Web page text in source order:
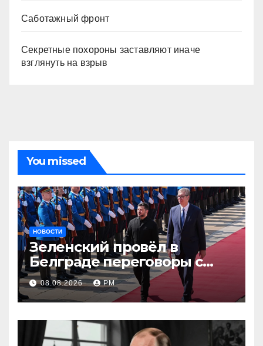
Саботажный фронт
Секретные похороны заставляют иначе
взглянуть на взрыв
You missed
НОВОСТИ
Зеленский провёл в
Белграде переговоры с
Вучичем
08.08.2026 РМ